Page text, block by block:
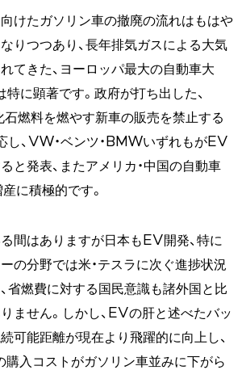
けたガソリン車の撤廃の流れはもはや
りつつあり、長年排気ガスによる大気
てきた、ヨーロッパ最大の自動車大
特に顕著です。政府が打ち出した、
石燃料を燃やす新車の販売を禁止する
し、VW・ベンツ・BMWいずれもがEV
と発表、またアメリカ・中国の自動車
に積極的です。
間はありますが日本もEV開発、特に
の分野では米・テスラに次ぐ進捗状況
省燃費に対する国民意識も諸外国と比
ません。しかし、EVの肝と述べたバッ
可能距離が現在より飛躍的に向上し、
購入コストがガソリン車並みに下がら